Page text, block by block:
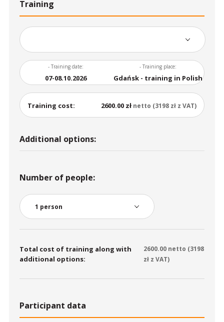
Training
- Training date:
07-08.10.2026
- Training place:
Gdańsk - training in Polish
Training cost: 2600.00 zł netto (3198 zł z VAT)
Additional options:
Number of people:
Total cost of training along with
additional options:
2600.00 netto (3198
zł z VAT)
Participant data